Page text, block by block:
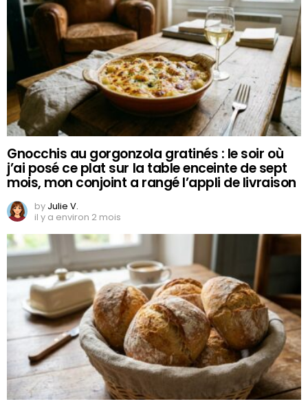
Gnocchis au gorgonzola gratinés : le soir où
j’ai posé ce plat sur la table enceinte de sept
mois, mon conjoint a rangé l’appli de livraison
by Julie V.
il y a environ 2 mois